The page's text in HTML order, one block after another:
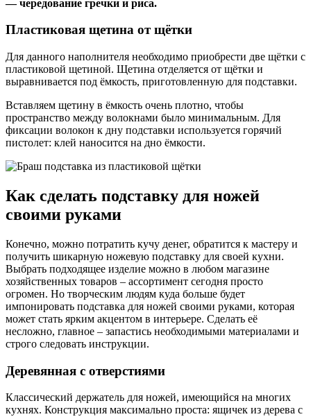
— чередование гречки и риса.
Пластиковая щетина от щётки
Для данного наполнителя необходимо приобрести две щётки с
пластиковой щетиной. Щетина отделяется от щётки и
выравнивается под ёмкость, приготовленную для подставки.
Вставляем щетину в ёмкость очень плотно, чтобы
пространство между волокнами было минимальным. Для
фиксации волокон к дну подставки используется горячий
пистолет: клей наносится на дно ёмкости.
Как сделать подставку для ножей
своими руками
Конечно, можно потратить кучу денег, обратится к мастеру и
получить шикарную ножевую подставку для своей кухни.
Выбрать подходящее изделие можно в любом магазине
хозяйственных товаров – ассортимент сегодня просто
огромен. Но творческим людям куда больше будет
импонировать подставка для ножей своими руками, которая
может стать ярким акцентом в интерьере. Сделать её
несложно, главное – запастись необходимыми материалами и
строго следовать инструкции.
Деревянная с отверстиями
Классический держатель для ножей, имеющийся на многих
кухнях. Конструкция максимально проста: ящичек из дерева с